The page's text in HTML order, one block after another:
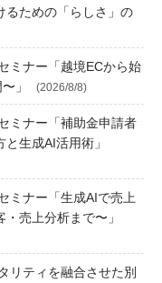
るための「らしさ」の
ミナー「越境ECから始
」
(2026/8/8)
ミナー「補助金申請者
生成AI活用術」
ミナー「生成AIで売上
売上分析まで〜」
リティを融合させた別